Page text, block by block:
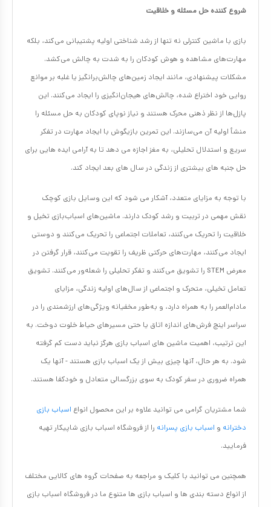
شروع کننده حل مسئله و خلاقیت
بازی با ماشین‌ کنترلی نه تنها از رشد شناختی اولیه پشتیبانی می‌کند، بلکه
مهارت‌های مشاهده و هوش کودکان را به شدت به چالش می‌کشد.
مشکلات پیشنهادی، مانند ایجاد زمین‌های چالش‌برانگیز یا غلبه بر موانع
روایی خود اختراع شده، چالش‌های هیجان‌انگیزی را ایجاد می‌کنند. این
پازل‌ها از نظر ذهنی محرک هستند و نیاز نوپای کودکان به حل مسئله را
منشأ اولیه آن می‌سازند. این تمرین بازیگوش با ایجاد مهارت در تفکر
سریع و استدلال تحلیلی، به مغز اجازه می دهد تا به آرامی ایده هایی برای
حل جنبه های بیشتری از زندگی در سال های بعد ایجاد کند.
با توجه به مزایای متعدد، آشکار می شود که این وسایل بازی کوچک
نقش مهمی در تربیت و رشد کودک دارند. ماشین‌های اسباب‌بازی تخیل و
خلاقیت را تحریک می‌کنند، تعاملات اجتماعی را تحریک می‌کنند و دوستی
ایجاد می‌کنند، مهارت‌های حرکتی ظریف را تقویت می‌کنند، قرار گرفتن در
معرض STEM را تشویق می‌کنند و تفکر تحلیلی را شعله‌ور می‌کنند. تشویق
تعامل تخیلی، متحرک و اجتماعی از سال‌های اولیه زندگی، مزایای
مادام‌العمر را به همراه دارد، و به‌طور مخفیانه ویژگی‌های ارزشمندی را در
سراسر اینچ فرش‌های اندازه اتاق یا حتی مسیرهای حیاط خلوت دوخت. به
این ترتیب، اهمیت ماشین های اسباب بازی هرگز نباید دست کم گرفته
شود. به هر حال، آنها چیزی بیش از یک اسباب بازی هستند - آنها یک
همراه ضروری در سفر کودک به سوی بزرگسالی متعادل و خودکفا هستند.
شما مشتریان گرامی می توانید علاوه بر این محصول انواع اسباب بازی
دخترانه و اسباب بازی پسرانه را از فروشگاه اسباب بازی شاپیکار تهیه
فرمایید.
همچنین می توانید با کلیک و مراجعه به صفحات گروه های کالایی مختلف
از انواع دسته بندی ها و اسباب بازی ها متنوع ما در فروشگاه اسباب بازی